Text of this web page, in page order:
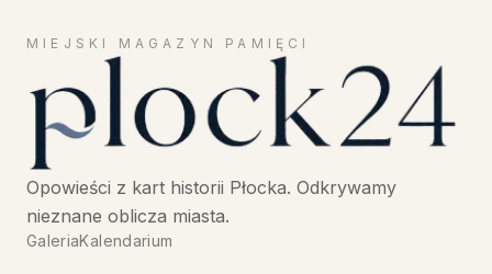
Płock24 — Opowieści z historii Płocka, miejski
MIEJSKI MAGAZYN PAMIĘCI
Opowieści z kart historii Płocka. Odkrywamy
nieznane oblicza miasta.
GaleriaKalendarium